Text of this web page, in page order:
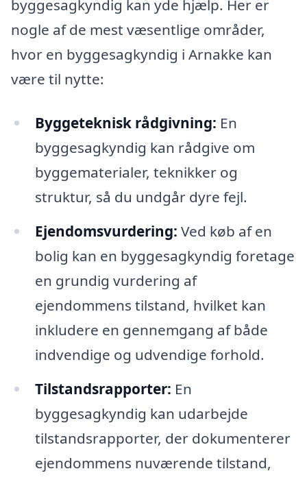
byggesagkyndig kan yde hjælp. Her er
nogle af de mest væsentlige områder,
hvor en byggesagkyndig i Arnakke kan
være til nytte:
Byggeteknisk rådgivning: En
byggesagkyndig kan rådgive om
byggematerialer, teknikker og
struktur, så du undgår dyre fejl.
Ejendomsvurdering: Ved køb af en
bolig kan en byggesagkyndig foretage
en grundig vurdering af
ejendommens tilstand, hvilket kan
inkludere en gennemgang af både
indvendige og udvendige forhold.
Tilstandsrapporter: En
byggesagkyndig kan udarbejde
tilstandsrapporter, der dokumenterer
ejendommens nuværende tilstand,